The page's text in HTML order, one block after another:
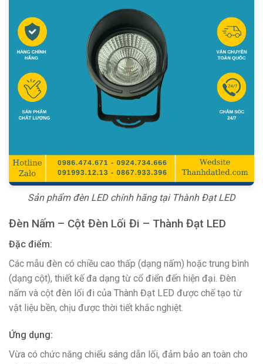
Sản phẩm đèn LED chính hãng tại Thành Đạt LED
Đèn Nấm – Cột Đèn Lối Đi – Thành Đạt LED
Đặc điểm:
Các mẫu đèn có chiều cao thấp (dạng nấm) hoặc trung bình
(dạng cột), thiết kế đa dạng từ cổ điển đến hiện đại. Đèn
nấm và cột đèn lối đi của Thành Đạt LED được chế tạo từ
vật liệu bền, chịu được thời tiết khắc nghiệt.
Ứng dụng:
Vừa có chức năng chiếu sáng dẫn lối, đảm bảo an toàn cho